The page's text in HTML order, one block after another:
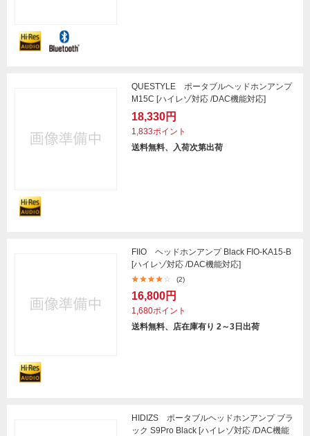
QUESTYLE ポータブルヘッドホンアンプ
M15C [ハイレゾ対応 /DAC機能対応]
18,330円
1,833ポイント
送料無料、入荷次第出荷
FIIO ヘッドホンアンプ Black FIO-KA15-B
[ハイレゾ対応 /DAC機能対応]
(2)
16,800円
1,680ポイント
送料無料、店在庫有り 2～3日出荷
HIDIZS ポータブルヘッドホンアンプ ブラ
ック S9Pro Black [ハイレゾ対応 /DAC機能